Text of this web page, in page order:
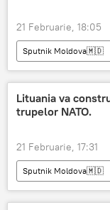
21 Februarie, 18:05
Sputnik Moldova🇲🇩
Lituania va
trupelor NATO.
21 Februarie, 17:31
Sputnik Moldova🇲🇩